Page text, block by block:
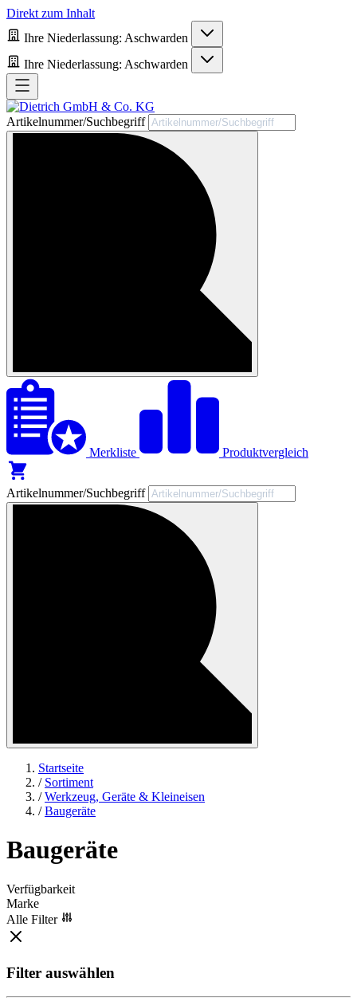
Direkt zum Inhalt
Ihre Niederlassung: Aschwarden
Ihre Niederlassung: Aschwarden
Artikelnummer/Suchbegriff
Merkliste Produktvergleich
Artikelnummer/Suchbegriff
Startseite
/ Sortiment
/ Werkzeug, Geräte & Kleineisen
/ Baugeräte
Baugeräte
Verfügbarkeit
Marke
Alle Filter
Filter auswählen